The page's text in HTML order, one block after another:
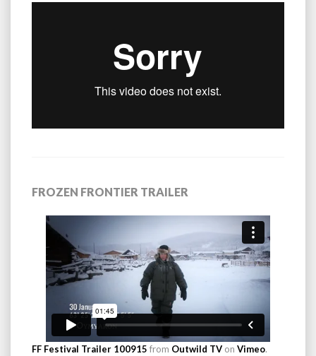
FROZEN FRONTIER TRAILER
FF Festival Trailer 100915 from Outwild TV on Vimeo.